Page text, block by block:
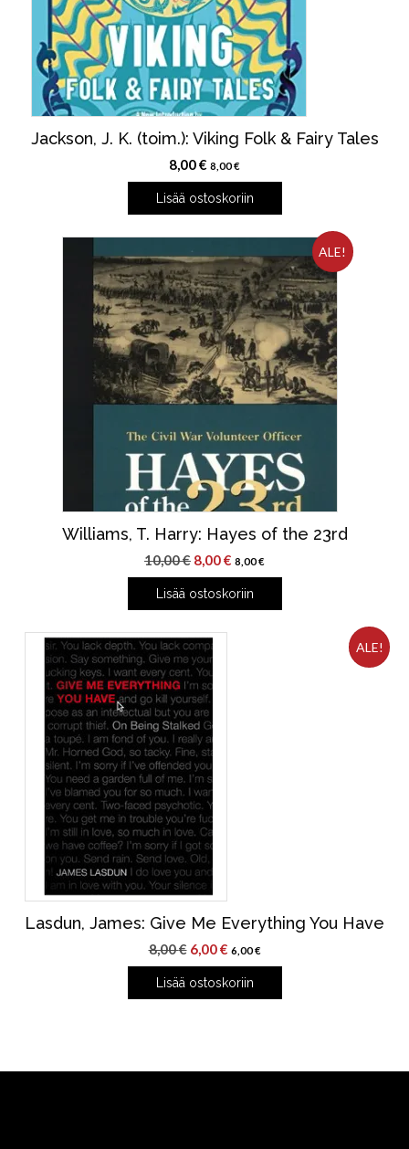
Jackson, J. K. (toim.): Viking Folk & Fairy Tales
8,00€ 8,00€
Lisää ostoskoriin
ALE!
Williams, T. Harry: Hayes of the 23rd
10,00€ Alkuperäinen
hinta
oli:
8,00€ Nykyinen
hinta
on:
8,00€
Lisää ostoskoriin
ALE!
Lasdun, James: Give Me Everything You Have
8,00€ Alkuperäinen
hinta
oli:
6,00€Nykyinen
hinta
on:
6,00€
Lisää ostoskoriin